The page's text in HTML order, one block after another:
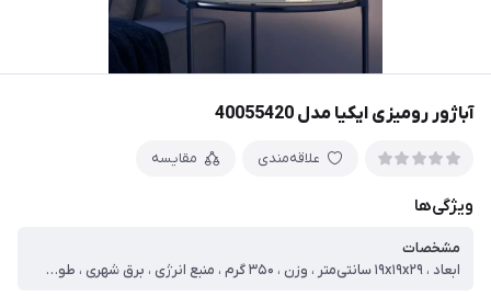
آباژور رومیزی ایکیا مدل 40055420
علاقه‌مندی مقایسه
ویژگی‌ها
مشخصات
ابعاد ، ۱۹x۱۹x۲۹ سانتی‌متر ، وزن ، ۳۵۰ گرم ، منبع انرژی ، برق شهری ، طول سیم ، ۱۳۰ سانتی متر ، ابعاد بسته‌بندی ، ۲۲x۲۲x۱۸ سانتی‌متر ، وزن بسته‌بندی ، ۳۷۰ گرم